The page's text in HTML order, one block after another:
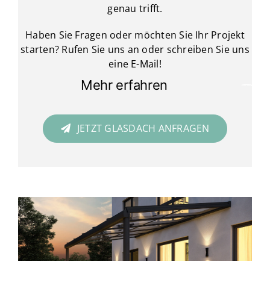
genau trifft.
Haben Sie Fragen oder möchten Sie Ihr Projekt
starten? Rufen Sie uns an oder schreiben Sie uns
eine E-Mail!
Mehr erfahren
JETZT GLASDACH ANFRAGEN